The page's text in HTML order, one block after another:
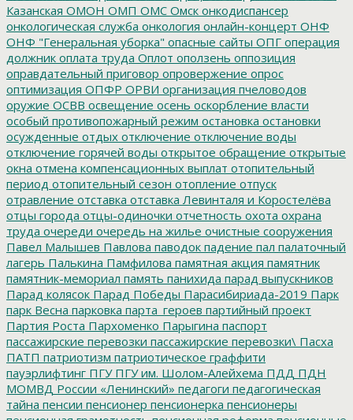
Казанская ОМОН ОМП ОМС Омск онкодиспансер
онкологическая служба онкология онлайн-концерт ОНФ
ОНФ "Генеральная уборка" опасные сайты ОПГ операция
должник оплата труда Оплот оползень оппозиция
оправдательный приговор опровержение опрос
оптимизация ОПФР ОРВИ организация пчеловодов
оружие ОСВВ освещение осень оскорбление власти
особый противопожарный режим остановка остановки
осужденные отдых отключение отключение воды
отключение горячей воды открытое обращение открытые
окна отмена компенсационных выплат отопительный
период отопительный сезон отопление отпуск
отравление отставка отставка Левинталя и Коростелёва
отцы города отцы-одиночки отчетность охота охрана
труда очереди очередь на жилье очистные сооружения
Павел Малышев Павлова паводок падение пал палаточный
лагерь Палькина Памфилова памятная акция памятник
памятник-мемориал память панихида парад выпускников
Парад колясок Парад Победы Парасибириада-2019 Парк
парк Весна парковка парта_героев партийный проект
Партия Роста Пархоменко Парыгина паспорт
пассажирские перевозки пассажирские перевозки\ Пасха
ПАТП патриотизм патриотическое граффити
пауэрлифтинг ПГУПГУ им. Шолом-Алейхема ПДД ПДН
МОМВД России «Ленинский» педагоги педагогическая
тайна пенсии пенсионер пенсионерка пенсионеры